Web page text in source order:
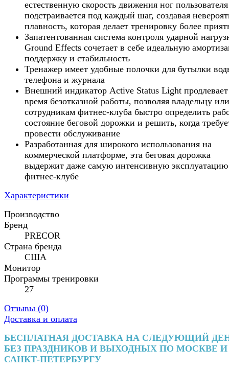
естественную скорость движения ног
подстраивается под каждый шаг, создавая
плавность, которая делает тренировку более
Запатентованная система контроля ударной
Ground Effects сочетает в себе идеальную
поддержку и стабильность
Тренажер имеет удобные полочки для бутылки
телефона и журнала
Внешний индикатор Active Status Light продлевает
время безотказной работы, позволяя владельцу или
сотрудникам фитнес-клуба быстро определить
состояние беговой дорожки и решить, когда
провести обслуживание
Разработанная для широкого использования на
коммерческой платформе, эта беговая дорожка
выдержит даже самую интенсивную
фитнес-клубе
Характеристики
Производство
Бренд
PRECOR
Страна бренда
США
Монитор
Программы тренировки
27
Отзывы (0)
Доставка и оплата
БЕСПЛАТНАЯ ДОСТАВКА НА СЛЕДУЮЩИЙ
БЕЗ ПРАЗДНИКОВ И ВЫХОДНЫХ ПО МОСКВЕ И
САНКТ-ПЕТЕРБУРГУ